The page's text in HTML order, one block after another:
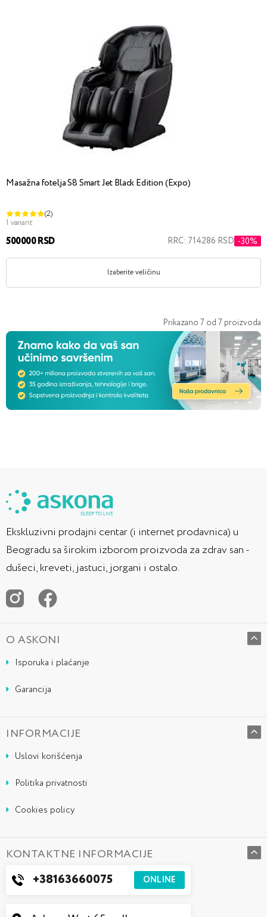
Masažna fotelja S8 Smart Jet Black Edition (Expo)
(2)
1 variant
500000 RSD RRC: 714286 RSD -30%
Izaberite veličinu
Prikazano 7 od 7 proizvoda
Ekskluzivni prodajni centar (i internet prodavnica) u
Beogradu sa širokim izborom proizvoda za zdrav san -
dušeci, kreveti, jastuci, jorgani i ostalo.
O ASKONI
Isporuka i plaćanje
Garancija
INFORMACIJE
Uslovi korišćenja
Politika privatnosti
Cookies policy
KONTAKTNE INFORMACIJE
+38163660075 ONLINE